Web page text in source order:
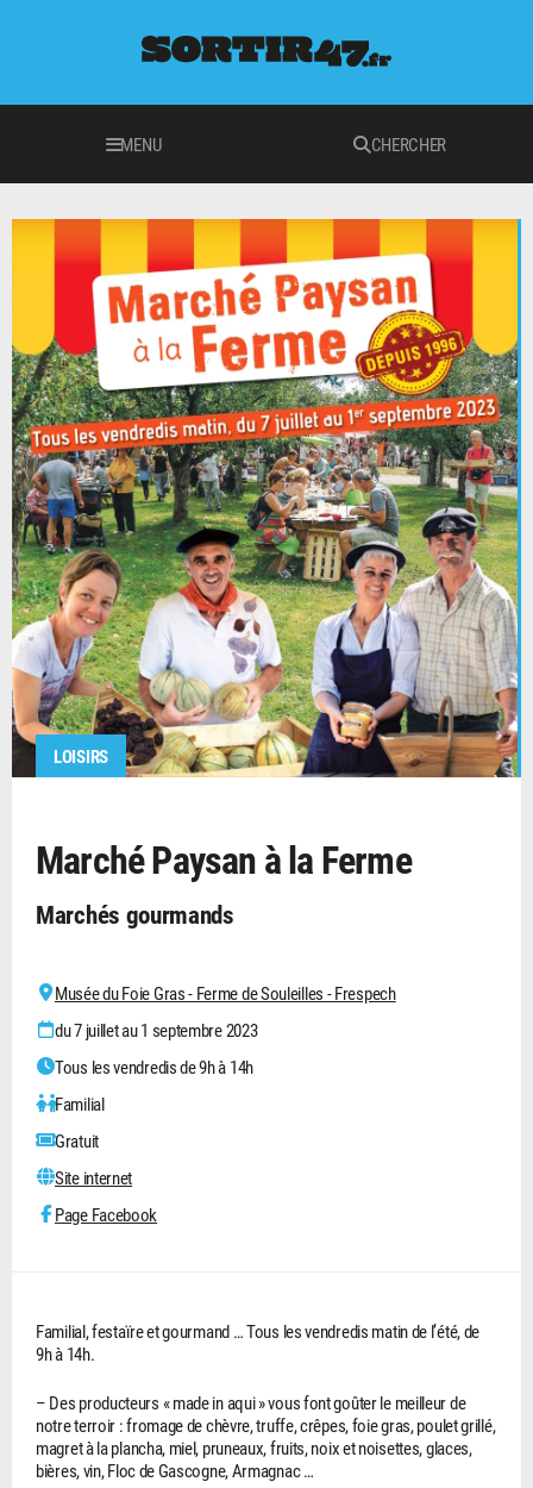
MENU CHERCHER
LOISIRS
Marché Paysan à la Ferme
Marchés gourmands
Musée du Foie Gras - Ferme de Souleilles - Frespech
du 7 juillet au 1 septembre 2023
Tous les vendredis de 9h à 14h
Familial
Gratuit
Site internet
Page Facebook
Familial, festaïre et gourmand … Tous les vendredis matin de l’été, de
9h à 14h.
– Des producteurs « made in aqui » vous font goûter le meilleur de
notre terroir : fromage de chèvre, truffe, crêpes, foie gras, poulet grillé,
magret à la plancha, miel, pruneaux, fruits, noix et noisettes, glaces,
bières, vin, Floc de Gascogne, Armagnac …